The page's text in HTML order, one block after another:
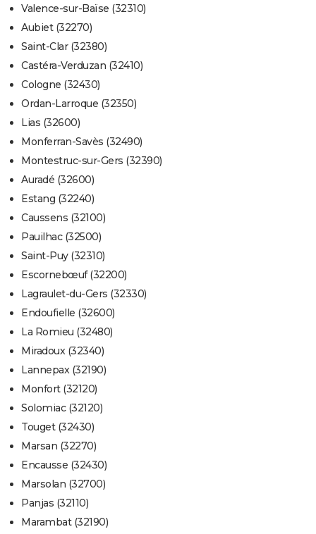
Valence-sur-Baïse (32310)
Aubiet (32270)
Saint-Clar (32380)
Castéra-Verduzan (32410)
Cologne (32430)
Ordan-Larroque (32350)
Lias (32600)
Monferran-Savès (32490)
Montestruc-sur-Gers (32390)
Auradé (32600)
Estang (32240)
Caussens (32100)
Pauilhac (32500)
Saint-Puy (32310)
Escornebœuf (32200)
Lagraulet-du-Gers (32330)
Endoufielle (32600)
La Romieu (32480)
Miradoux (32340)
Lannepax (32190)
Monfort (32120)
Solomiac (32120)
Touget (32430)
Marsan (32270)
Encausse (32430)
Marsolan (32700)
Panjas (32110)
Marambat (32190)